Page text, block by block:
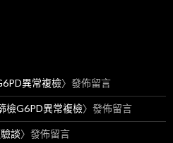
異常複檢〉發佈留言
檢G6PD異常複檢〉發佈留言
談〉發佈留言